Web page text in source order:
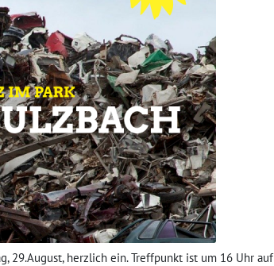
29.August, herzlich ein. Treffpunkt ist um 16 Uhr auf